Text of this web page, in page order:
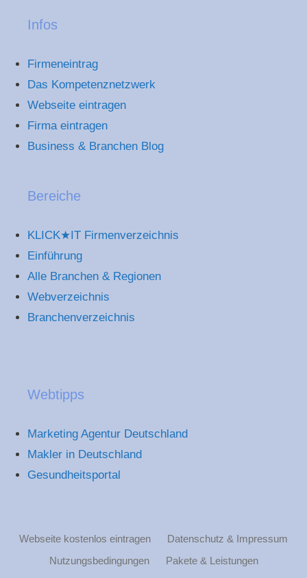
Infos
Firmeneintrag
Das Kompetenznetzwerk
Webseite eintragen
Firma eintragen
Business & Branchen Blog
Bereiche
KLICK★IT Firmenverzeichnis
Einführung
Alle Branchen & Regionen
Webverzeichnis
Branchenverzeichnis
Webtipps
Marketing Agentur Deutschland
Makler in Deutschland
Gesundheitsportal
Webseite kostenlos eintragen
Datenschutz & Impressum
Nutzungsbedingungen
Pakete & Leistungen